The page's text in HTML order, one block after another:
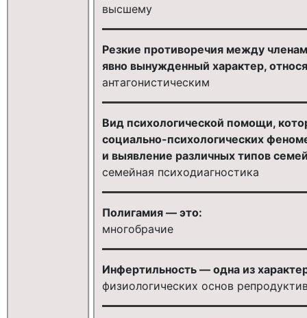
высшему
Резкие противоречия между
явно вынужденный характер,
антагонистическим
Вид психологической помощи,
социально-психологических
и выявление различных типов
семейная психодиагностика
Полигамия — это:
многобрачие
Инфертильность — одна из
физиологических основ